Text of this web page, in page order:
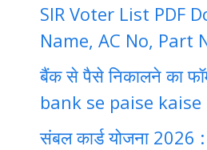
SIR Voter List PDF
Name, AC No, Part
बैंक से पैसे निकालने का
bank se paise
संबल कार्ड योजना